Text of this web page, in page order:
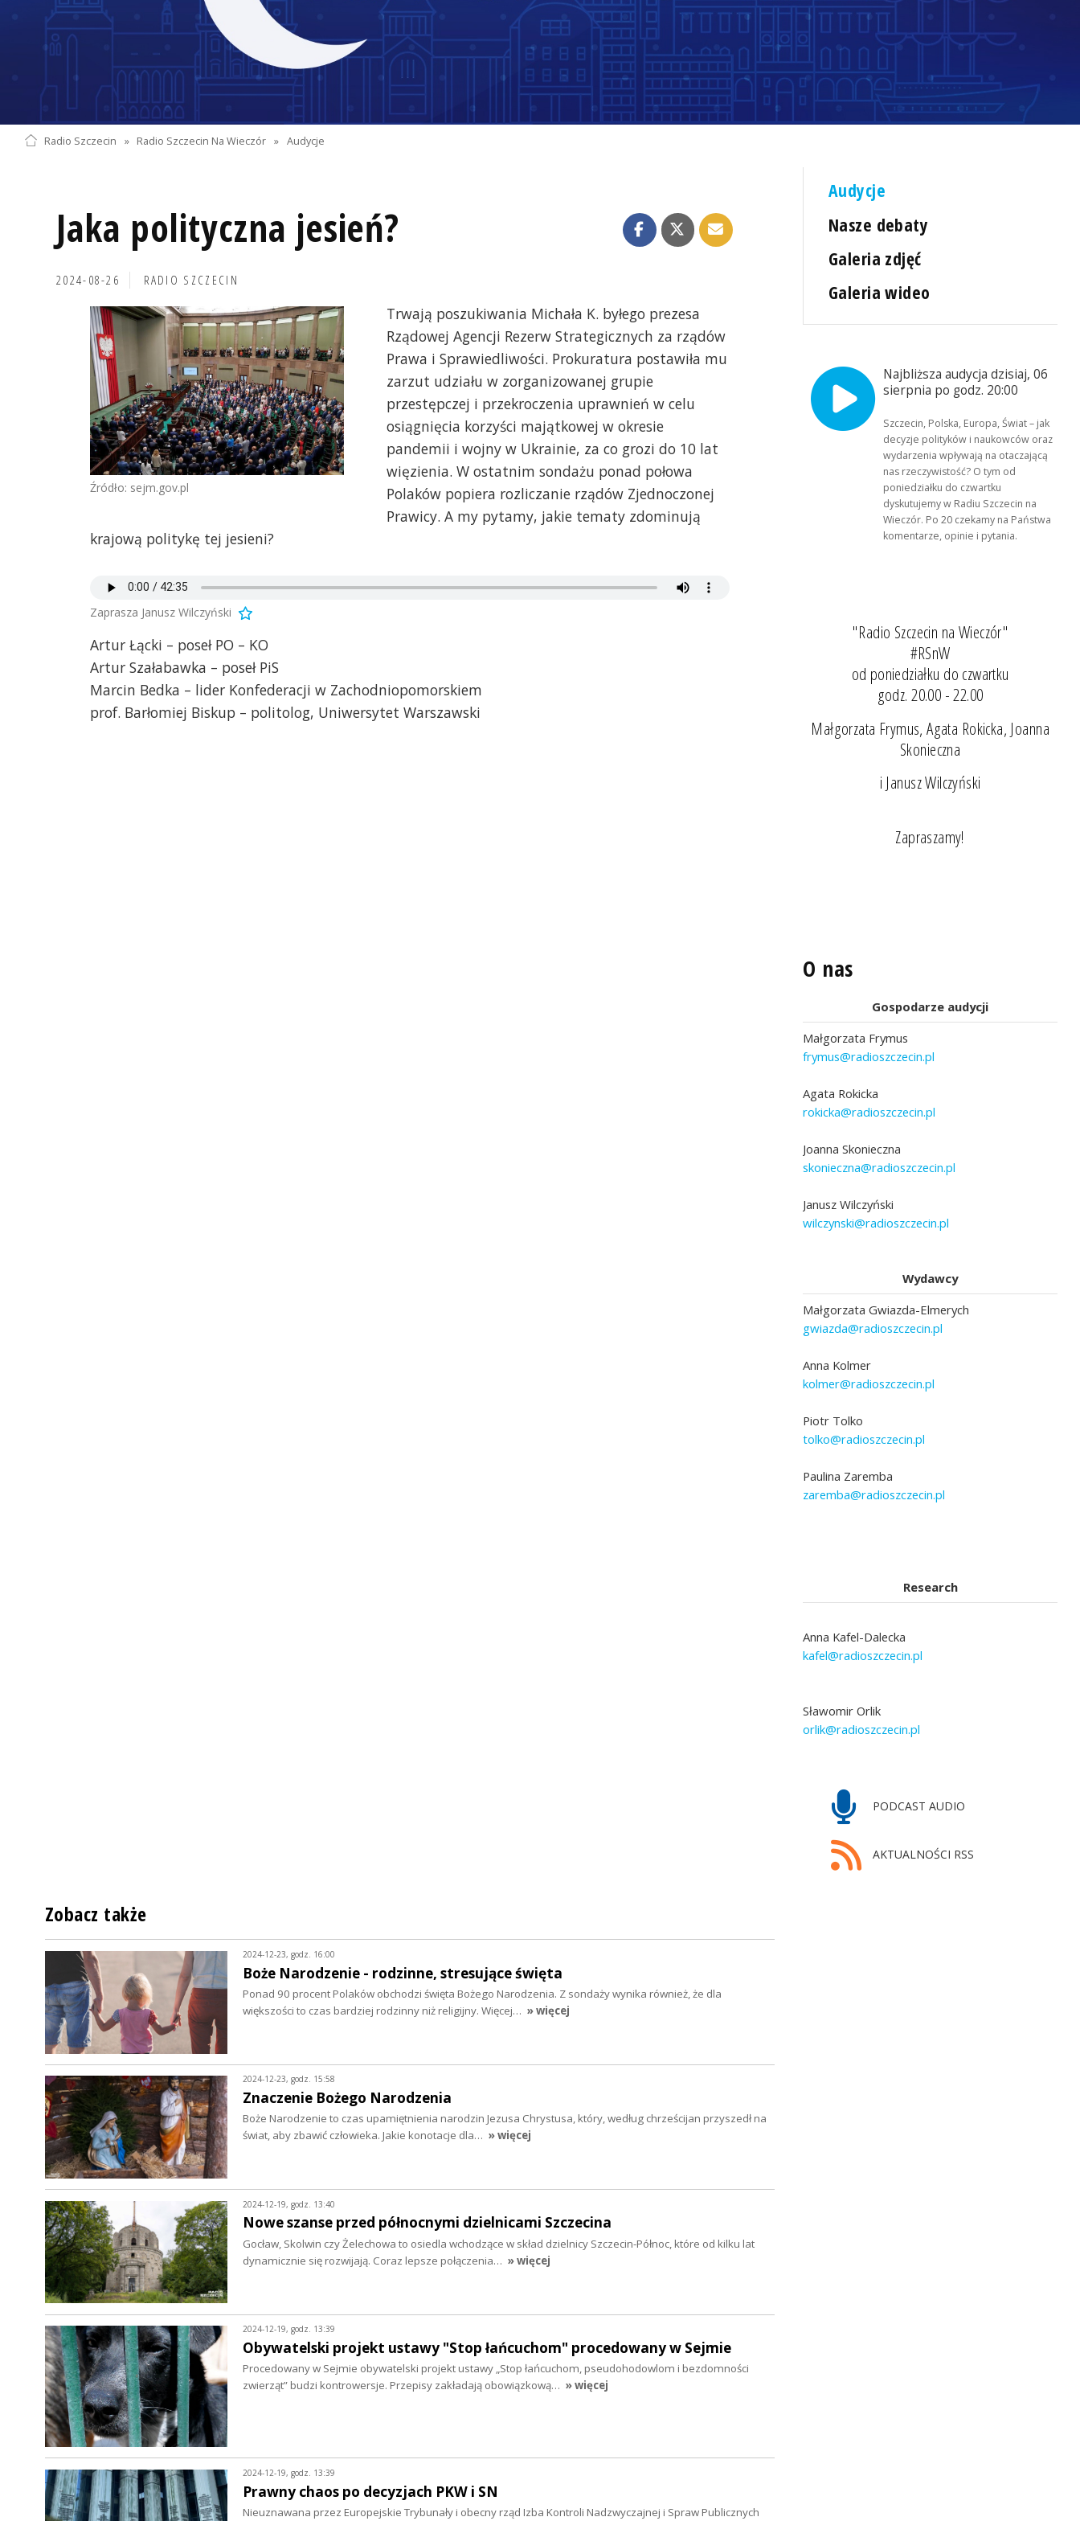
Radio Szczecin » Radio Szczecin Na Wieczór » Audycje
Jaka polityczna jesień?
2024-08-26 RADIO SZCZECIN
Źródło: sejm.gov.pl
Trwają poszukiwania Michała K. byłego prezesa
Rządowej Agencji Rezerw Strategicznych za rządów
Prawa i Sprawiedliwości. Prokuratura postawiła mu
zarzut udziału w zorganizowanej grupie
przestępczej i przekroczenia uprawnień w celu
osiągnięcia korzyści majątkowej w okresie
pandemii i wojny w Ukrainie, za co grozi do 10 lat
więzienia. W ostatnim sondażu ponad połowa
Polaków popiera rozliczanie rządów Zjednoczonej
Prawicy. A my pytamy, jakie tematy zdominują
krajową politykę tej jesieni?
Zaprasza Janusz Wilczyński
Artur Łącki – poseł PO – KO
Artur Szałabawka – poseł PiS
Marcin Bedka – lider Konfederacji w Zachodniopomorskiem
prof. Barłomiej Biskup – politolog, Uniwersytet Warszawski
Audycje
Nasze debaty
Galeria zdjęć
Galeria wideo
Najbliższa audycja dzisiaj, 06
sierpnia po godz. 20:00
Szczecin, Polska, Europa, Świat – jak
decyzje polityków i naukowców oraz
wydarzenia wpływają na otaczającą
nas rzeczywistość? O tym od
poniedziałku do czwartku
dyskutujemy w Radiu Szczecin na
Wieczór. Po 20 czekamy na Państwa
komentarze, opinie i pytania.
"Radio Szczecin na Wieczór"
#RSnW
od poniedziałku do czwartku
godz. 20.00 - 22.00
Małgorzata Frymus, Agata Rokicka, Joanna
Skonieczna
i Janusz Wilczyński
Zapraszamy!
O nas
Gospodarze audycji
Małgorzata Frymus
frymus@radioszczecin.pl
Agata Rokicka
rokicka@radioszczecin.pl
Joanna Skonieczna
skonieczna@radioszczecin.pl
Janusz Wilczyński
wilczynski@radioszczecin.pl
Wydawcy
Małgorzata Gwiazda-Elmerych
gwiazda@radioszczecin.pl
Anna Kolmer
kolmer@radioszczecin.pl
Piotr Tolko
tolko@radioszczecin.pl
Paulina Zaremba
zaremba@radioszczecin.pl
Research
Anna Kafel-Dalecka
kafel@radioszczecin.pl
Sławomir Orlik
orlik@radioszczecin.pl
PODCAST AUDIO
AKTUALNOŚCI RSS
Zobacz także
2024-12-23, godz. 16:00
Boże Narodzenie - rodzinne, stresujące święta
Ponad 90 procent Polaków obchodzi święta Bożego Narodzenia. Z sondaży wynika również, że dla
większości to czas bardziej rodzinny niż religijny. Więcej… » więcej
2024-12-23, godz. 15:58
Znaczenie Bożego Narodzenia
Boże Narodzenie to czas upamiętnienia narodzin Jezusa Chrystusa, który, według chrześcijan przyszedł na
świat, aby zbawić człowieka. Jakie konotacje dla… » więcej
2024-12-19, godz. 13:40
Nowe szanse przed północnymi dzielnicami Szczecina
Gocław, Skolwin czy Żelechowa to osiedla wchodzące w skład dzielnicy Szczecin-Północ, które od kilku lat
dynamicznie się rozwijają. Coraz lepsze połączenia… » więcej
2024-12-19, godz. 13:39
Obywatelski projekt ustawy "Stop łańcuchom" procedowany w Sejmie
Procedowany w Sejmie obywatelski projekt ustawy „Stop łańcuchom, pseudohodowlom i bezdomności
zwierząt” budzi kontrowersje. Przepisy zakładają obowiązkową… » więcej
2024-12-19, godz. 13:39
Prawny chaos po decyzjach PKW i SN
Nieuznawana przez Europejskie Trybunały i obecny rząd Izba Kontroli Nadzwyczajnej i Spraw Publicznych